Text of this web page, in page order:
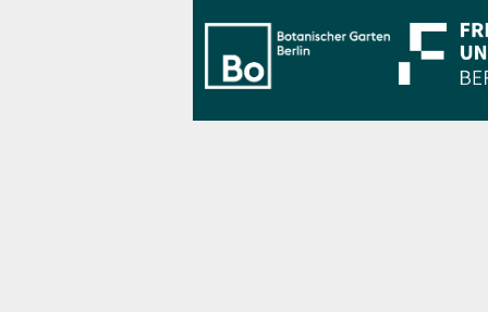
Bo Berlin